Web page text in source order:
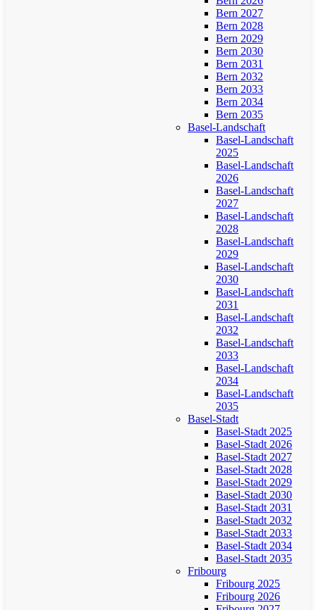
Bern 2027
Bern 2028
Bern 2029
Bern 2030
Bern 2031
Bern 2032
Bern 2033
Bern 2034
Bern 2035
Basel-Landschaft
Basel-Landschaft
2025
Basel-Landschaft
2026
Basel-Landschaft
2027
Basel-Landschaft
2028
Basel-Landschaft
2029
Basel-Landschaft
2030
Basel-Landschaft
2031
Basel-Landschaft
2032
Basel-Landschaft
2033
Basel-Landschaft
2034
Basel-Landschaft
2035
Basel-Stadt
Basel-Stadt 2025
Basel-Stadt 2026
Basel-Stadt 2027
Basel-Stadt 2028
Basel-Stadt 2029
Basel-Stadt 2030
Basel-Stadt 2031
Basel-Stadt 2032
Basel-Stadt 2033
Basel-Stadt 2034
Basel-Stadt 2035
Fribourg
Fribourg 2025
Fribourg 2026